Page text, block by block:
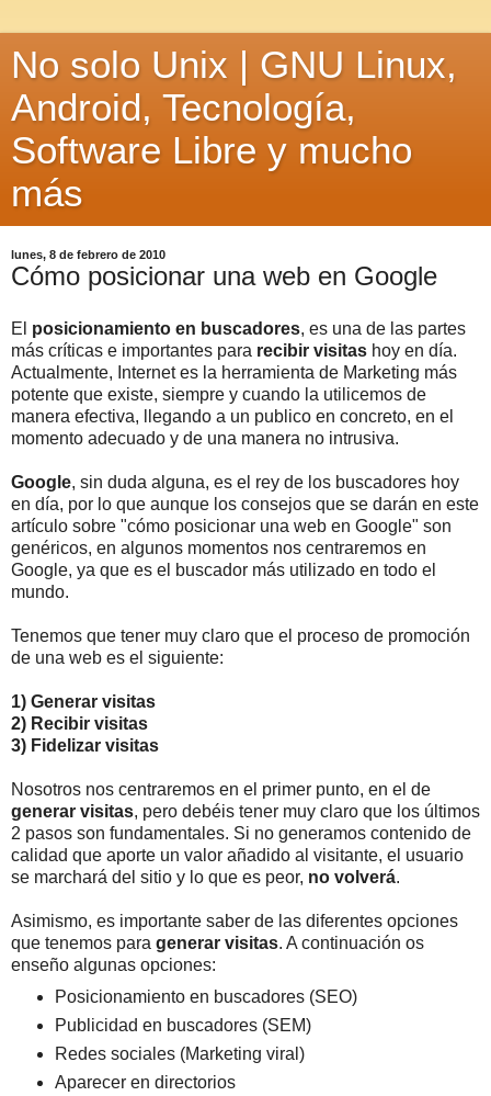
No solo Unix | GNU Linux,
Android, Tecnología,
Software Libre y mucho
más
lunes, 8 de febrero de 2010
Cómo posicionar una web en Google
El posicionamiento en buscadores, es una de las partes
más críticas e importantes para recibir visitas hoy en día.
Actualmente, Internet es la herramienta de Marketing más
potente que existe, siempre y cuando la utilicemos de
manera efectiva, llegando a un publico en concreto, en el
momento adecuado y de una manera no intrusiva.
Google, sin duda alguna, es el rey de los buscadores hoy
en día, por lo que aunque los consejos que se darán en este
artículo sobre "cómo posicionar una web en Google" son
genéricos, en algunos momentos nos centraremos en
Google, ya que es el buscador más utilizado en todo el
mundo.
Tenemos que tener muy claro que el proceso de promoción
de una web es el siguiente:
1) Generar visitas
2) Recibir visitas
3) Fidelizar visitas
Nosotros nos centraremos en el primer punto, en el de
generar visitas, pero debéis tener muy claro que los últimos
2 pasos son fundamentales. Si no generamos contenido de
calidad que aporte un valor añadido al visitante, el usuario
se marchará del sitio y lo que es peor, no volverá.
Asimismo, es importante saber de las diferentes opciones
que tenemos para generar visitas. A continuación os
enseño algunas opciones:
Posicionamiento en buscadores (SEO)
Publicidad en buscadores (SEM)
Redes sociales (Marketing viral)
Aparecer en directorios